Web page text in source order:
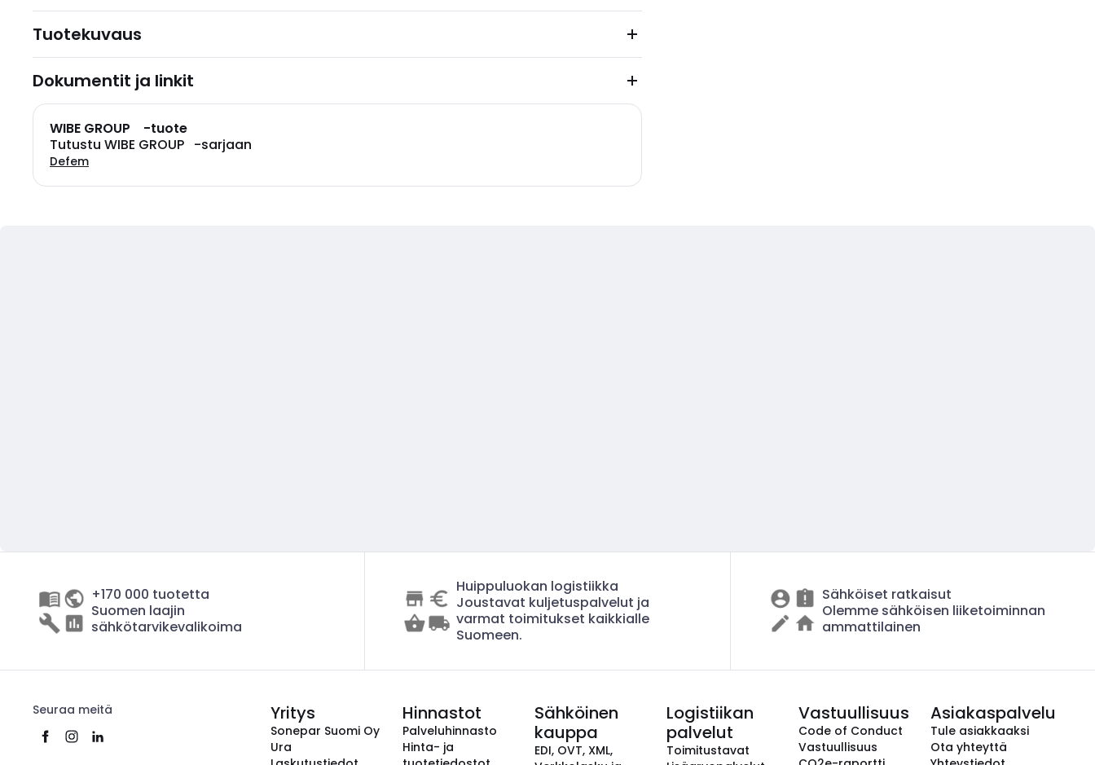
Tuotekuvaus
Dokumentit ja linkit
WIBE GROUP -tuote
Tutustu WIBE GROUP -sarjaan
Defem
+170 000 tuotetta
Suomen laajin
sähkötarvikevalikoima
Huippuluokan logistiikka
Joustavat kuljetuspalvelut ja
varmat toimitukset kaikkialle
Suomeen.
Sähköiset ratkaisut
Olemme sähköisen liiketoiminnan
ammattilainen
Seuraa meitä Yritys
Sonepar Suomi Oy
Ura
Hinnastot
Palveluhinnasto
Hinta- ja
Sähköinen
kauppa
EDI, OVT, XML,
Logistiikan
palvelut
Toimitustavat
Vastuullisuus
Code of Conduct
Vastuullisuus
Asiakaspalvelu
Tule asiakkaaksi
Ota yhteyttä